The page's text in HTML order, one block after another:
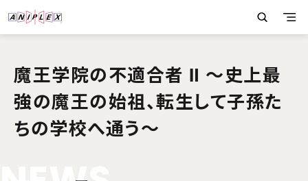
魔王学院の不適合者 Ⅱ ～史上最
強の魔王の始祖、転生して子孫た
ちの学校へ通う～